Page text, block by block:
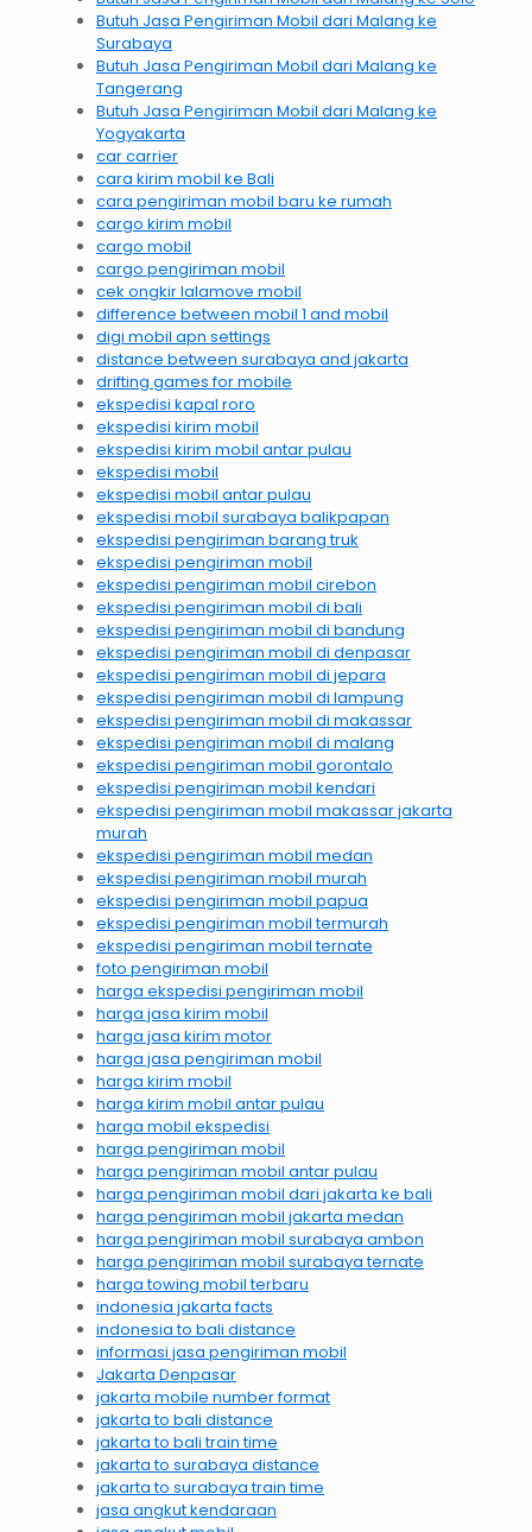
Butuh Jasa Pengiriman Mobil dari Malang ke
Surabaya
Butuh Jasa Pengiriman Mobil dari Malang ke
Tangerang
Butuh Jasa Pengiriman Mobil dari Malang ke
Yogyakarta
car carrier
cara kirim mobil ke Bali
cara pengiriman mobil baru ke rumah
cargo kirim mobil
cargo mobil
cargo pengiriman mobil
cek ongkir lalamove mobil
difference between mobil 1 and mobil
digi mobil apn settings
distance between surabaya and jakarta
drifting games for mobile
ekspedisi kapal roro
ekspedisi kirim mobil
ekspedisi kirim mobil antar pulau
ekspedisi mobil
ekspedisi mobil antar pulau
ekspedisi mobil surabaya balikpapan
ekspedisi pengiriman barang truk
ekspedisi pengiriman mobil
ekspedisi pengiriman mobil cirebon
ekspedisi pengiriman mobil di bali
ekspedisi pengiriman mobil di bandung
ekspedisi pengiriman mobil di denpasar
ekspedisi pengiriman mobil di jepara
ekspedisi pengiriman mobil di lampung
ekspedisi pengiriman mobil di makassar
ekspedisi pengiriman mobil di malang
ekspedisi pengiriman mobil gorontalo
ekspedisi pengiriman mobil kendari
ekspedisi pengiriman mobil makassar jakarta
murah
ekspedisi pengiriman mobil medan
ekspedisi pengiriman mobil murah
ekspedisi pengiriman mobil papua
ekspedisi pengiriman mobil termurah
ekspedisi pengiriman mobil ternate
foto pengiriman mobil
harga ekspedisi pengiriman mobil
harga jasa kirim mobil
harga jasa kirim motor
harga jasa pengiriman mobil
harga kirim mobil
harga kirim mobil antar pulau
harga mobil ekspedisi
harga pengiriman mobil
harga pengiriman mobil antar pulau
harga pengiriman mobil dari jakarta ke bali
harga pengiriman mobil jakarta medan
harga pengiriman mobil surabaya ambon
harga pengiriman mobil surabaya ternate
harga towing mobil terbaru
indonesia jakarta facts
indonesia to bali distance
informasi jasa pengiriman mobil
Jakarta Denpasar
jakarta mobile number format
jakarta to bali distance
jakarta to bali train time
jakarta to surabaya distance
jakarta to surabaya train time
jasa angkut kendaraan